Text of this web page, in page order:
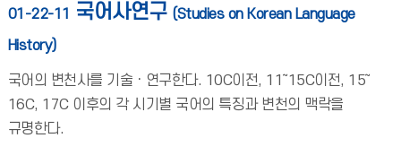
01-22-11 국어사연구 (Studies on Korean Language
History)
국어의 변천사를 기술ㆍ연구한다. 10C이전, 11～15C이전, 15～
16C, 17C 이후의 각 시기별 국어의 특징과 변천의 맥락을
규명한다.